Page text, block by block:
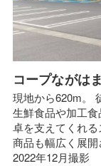
コープながは
現地から620m。
生鮮食品や加工
卓を支えてくれ
商品も幅広く展開
2022年12月撮影